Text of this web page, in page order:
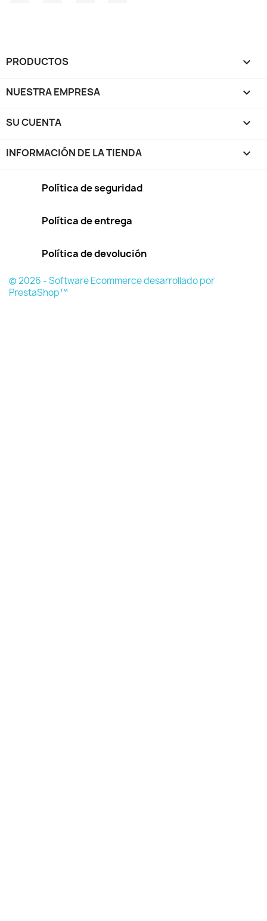
PRODUCTOS 
NUESTRA EMPRESA 
SU CUENTA 
INFORMACIÓN DE LA TIENDA keyboard_arrow_down
Política de seguridad
Política de entrega
Política de devolución
© 2026 - Software Ecommerce desarrollado por
PrestaShop™